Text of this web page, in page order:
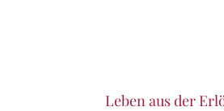
Leben aus der